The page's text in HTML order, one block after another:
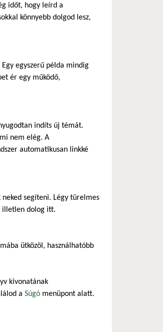
időt, hogy leírd a
könnyebb dolgod lesz,
egyszerű példa mindig
ér egy működő,
indíts új témát.
nem elég. A
automatikusan linkké
segíteni. Légy türelmes
illetlen dolog itt.
ütközöl, használhatóbb
kivonatának
a Súgó menüpont alatt.